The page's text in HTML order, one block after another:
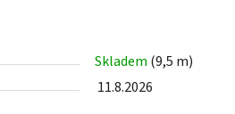
Skladem (9,5 m)
11.8.2026